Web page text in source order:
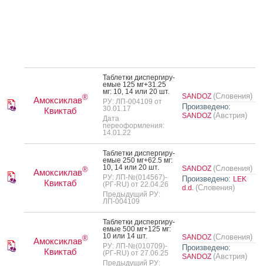
Амоксиклав®
Квиктаб
Таб­летки дис­перги­ру­
емые 125 мг+31.25
мг: 10, 14 или 20 шт.
РУ: ЛП-004109 от
30.01.17
Дата
переоформления:
14.01.22
SANDOZ (Словения)
Произведено:
SANDOZ (Австрия)
Амоксиклав®
Квиктаб
Таб­летки дис­перги­ру­
емые 250 мг+62.5 мг:
10, 14 или 20 шт.
РУ: ЛП-№(014567)-
(РГ-RU) от 22.04.26
Предыдущий РУ:
ЛП-004109
SANDOZ (Словения)
Произведено: LEK
d.d. (Словения)
Амоксиклав®
Квиктаб
Таб­летки дис­перги­ру­
емые 500 мг+125 мг:
10 или 14 шт.
РУ: ЛП-№(010709)-
(РГ-RU) от 27.06.25
Предыдущий РУ:
SANDOZ (Словения)
Произведено:
SANDOZ (Австрия)